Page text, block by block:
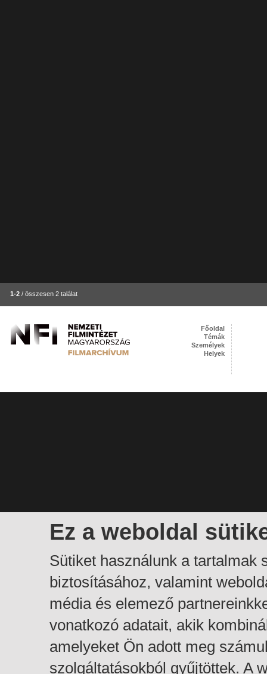
1-2 / összesen 2 találat
Ez a weboldal
Sütiket használunk a tartalmak
biztosításához, valamint
média és elemező
vonatkozó adatait, akik
amelyeket Ön adott meg
szolgáltatásokból gyűjtöttek. A
Főoldal
Témák
Személyek
Helyek